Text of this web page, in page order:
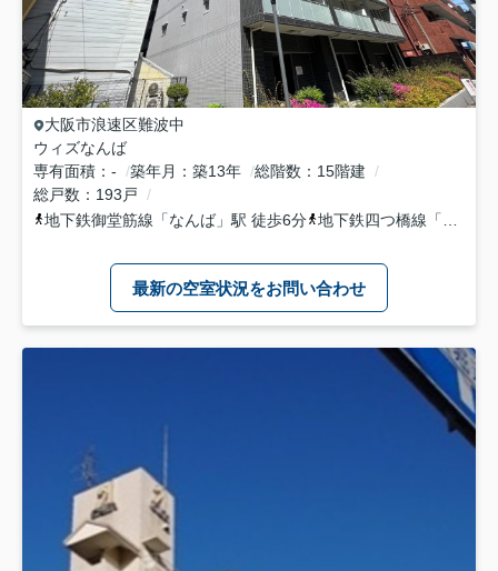
大阪市浪速区難波中
ウィズなんば
専有面積
- 築年月 築13年 総階数
15階建
総戸数
193戸
地下鉄御堂筋線 「なんば 」駅 徒歩6分 地下鉄四つ橋線 「 大国町
最新の空室状況をお問い合わせ